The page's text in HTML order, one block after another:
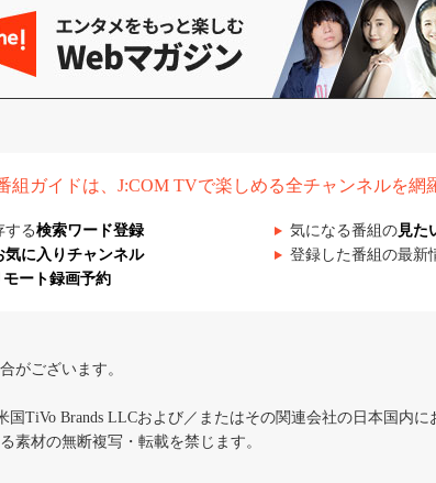
組ガイドは、J:COM TVで楽しめる全チャンネルを網
する検索ワード登録 気になる番組の見た
気に入りチャンネル 登録した番組の最新
モート録画予約
がございます。
TiVo Brands LLCおよび／またはその関連会社の日本国内に
素材の無断複写・転載を禁じます。